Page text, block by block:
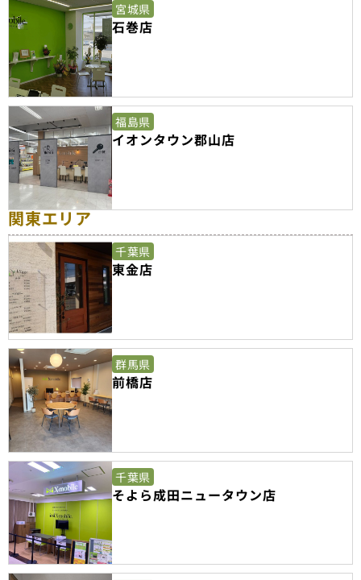
宮城県
石巻店
福島県
イオンタウン郡山店
関東エリア
千葉県
東金店
群馬県
前橋店
千葉県
そよら成田ニュータウン店